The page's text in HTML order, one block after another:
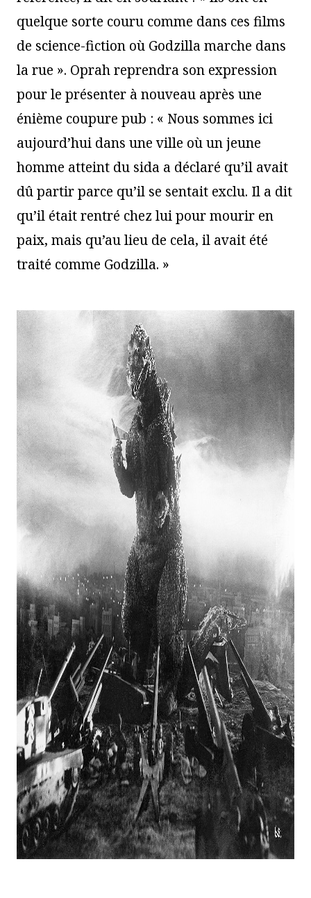
quelque sorte couru comme dans ces films
de science-fiction où Godzilla marche dans
la rue ». Oprah reprendra son expression
pour le présenter à nouveau après une
énième coupure pub : « Nous sommes ici
aujourd’hui dans une ville où un jeune
homme atteint du sida a déclaré qu’il avait
dû partir parce qu’il se sentait exclu. Il a dit
qu’il était rentré chez lui pour mourir en
paix, mais qu’au lieu de cela, il avait été
traité comme Godzilla. »